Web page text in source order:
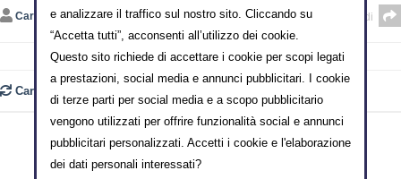
Carla Marino Condividi
Carica ancora
e analizzare il traffico sul nostro sito. Cliccando su
“Accetta tutti”, acconsenti all’utilizzo dei cookie.
Questo sito richiede di accettare i cookie per scopi legati
a prestazioni, social media e annunci pubblicitari. I cookie
di terze parti per social media e a scopo pubblicitario
vengono utilizzati per offrire funzionalità social e annunci
pubblicitari personalizzati. Accetti i cookie e l'elaborazione
dei dati personali interessati?